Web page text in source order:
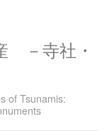
－寺社・
of Tsunamis: